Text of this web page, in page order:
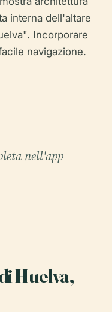
interna dell'altare
Incorporare
navigazione.
nell'app
Huelva,